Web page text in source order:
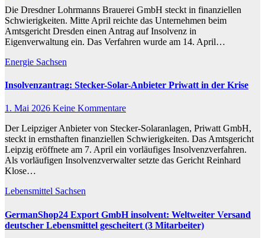
Die Dresdner Lohrmanns Brauerei GmbH steckt in finanziellen
Schwierigkeiten. Mitte April reichte das Unternehmen beim
Amtsgericht Dresden einen Antrag auf Insolvenz in
Eigenverwaltung ein. Das Verfahren wurde am 14. April…
Energie Sachsen
Insolvenzantrag: Stecker-Solar-Anbieter Priwatt in der Krise
1. Mai 2026 Keine Kommentare
Der Leipziger Anbieter von Stecker-Solaranlagen, Priwatt GmbH,
steckt in ernsthaften finanziellen Schwierigkeiten. Das Amtsgericht
Leipzig eröffnete am 7. April ein vorläufiges Insolvenzverfahren.
Als vorläufigen Insolvenzverwalter setzte das Gericht Reinhard
Klose…
Lebensmittel Sachsen
GermanShop24 Export GmbH insolvent: Weltweiter Versand
deutscher Lebensmittel gescheitert (3 Mitarbeiter)